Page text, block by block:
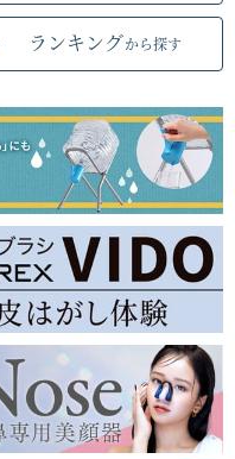
ランキングから探す